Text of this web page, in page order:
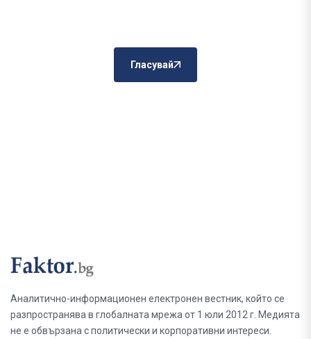
Гласувай
Аналитично-информационен електронен вестник, който се
разпространява в глобалната мрежа от 1 юли 2012 г. Медията
не е обвързана с политически и корпоративни интереси.